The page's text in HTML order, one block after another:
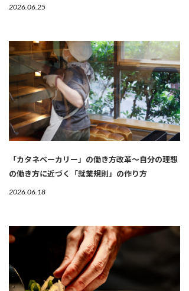
2026.06.25
「カタネベーカリー」の働き方改革～自分の理想
の働き方に近づく「就業規則」の作り方
2026.06.18